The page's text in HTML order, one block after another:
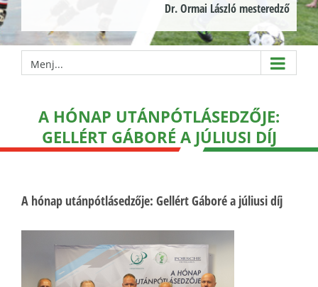
Dr. Ormai László mesteredző
Menj...
A HÓNAP UTÁNPÓTLÁSEDZŐJE:
GELLÉRT GÁBORÉ A JÚLIUSI DÍJ
A hónap utánpótlásedzője: Gellért Gáboré a júliusi díj